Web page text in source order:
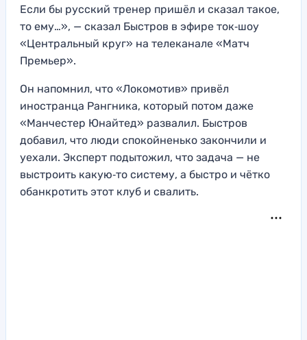
Если бы русский тренер пришёл и сказал такое,
то ему…», — сказал Быстров в эфире ток‑шоу
«Центральный круг» на телеканале «Матч
Премьер».
Он напомнил, что «Локомотив» привёл
иностранца Рангника, который потом даже
«Манчестер Юнайтед» развалил. Быстров
добавил, что люди спокойненько закончили и
уехали. Эксперт подытожил, что задача — не
выстроить какую‑то систему, а быстро и чётко
обанкротить этот клуб и свалить.